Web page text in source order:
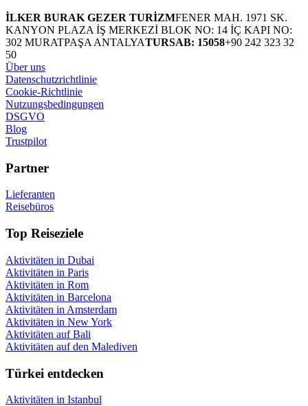
İLKER BURAK GEZER TURİZMFENER MAH. 1971 SK.
KANYON PLAZA İŞ MERKEZİ BLOK NO: 14 İÇ KAPI NO:
302 MURATPAŞA ANTALYATURSAB: 15058+90 242 323 32
50
Über uns
Datenschutzrichtlinie
Cookie-Richtlinie
Nutzungsbedingungen
DSGVO
Blog
Trustpilot
Partner
Lieferanten
Reisebüros
Top Reiseziele
Aktivitäten in Dubai
Aktivitäten in Paris
Aktivitäten in Rom
Aktivitäten in Barcelona
Aktivitäten in Amsterdam
Aktivitäten in New York
Aktivitäten auf Bali
Aktivitäten auf den Malediven
Türkei entdecken
Aktivitäten in Istanbul